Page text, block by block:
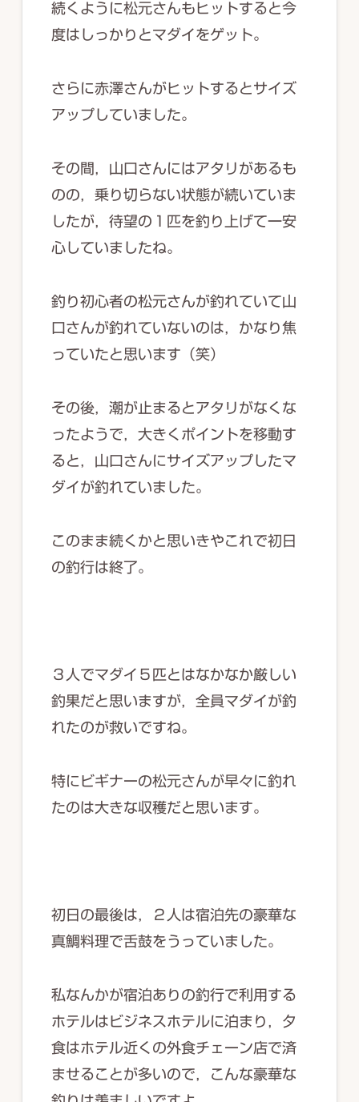
続くように松元さんもヒットすると今
度はしっかりとマダイをゲット。
さらに赤澤さんがヒットするとサイズ
アップしていました。
その間，山口さんにはアタリがあるも
のの，乗り切らない状態が続いていま
したが，待望の１匹を釣り上げて一安
心していましたね。
釣り初心者の松元さんが釣れていて山
口さんが釣れていないのは，かなり焦
っていたと思います（笑）
その後，潮が止まるとアタリがなくな
ったようで，大きくポイントを移動す
ると，山口さんにサイズアップしたマ
ダイが釣れていました。
このまま続くかと思いきやこれで初日
の釣行は終了。
３人でマダイ５匹とはなかなか厳しい
釣果だと思いますが，全員マダイが釣
れたのが救いですね。
特にビギナーの松元さんが早々に釣れ
たのは大きな収穫だと思います。
初日の最後は，２人は宿泊先の豪華な
真鯛料理で舌鼓をうっていました。
私なんかが宿泊ありの釣行で利用する
ホテルはビジネスホテルに泊まり，夕
食はホテル近くの外食チェーン店で済
ませることが多いので，こんな豪華な